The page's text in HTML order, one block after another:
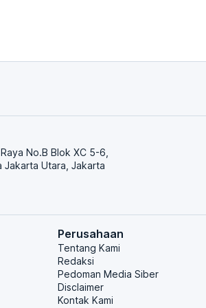
No.B Blok XC 5-6,
Jakarta Utara, Jakarta
Perusahaan
Tentang Kami
Redaksi
Pedoman Media Siber
Disclaimer
Kontak Kami